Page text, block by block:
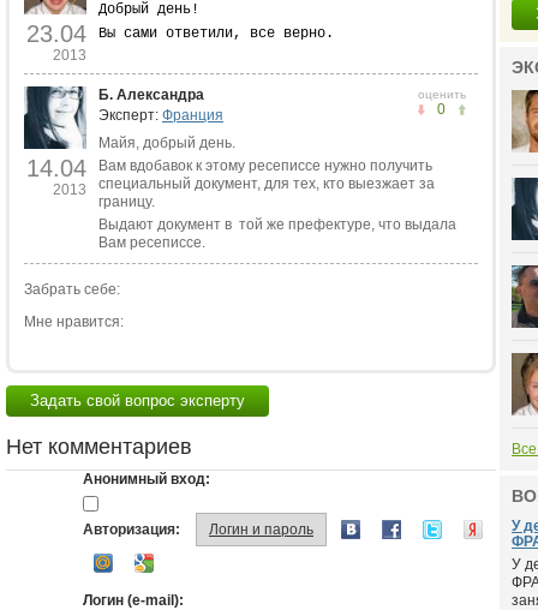
23.04
2013
Добрый день!
Вы сами ответили, все верно.
14.04
2013
оценить
0
Б. Александра
Эксперт: Франция
Майя, добрый день.
Вам вдобавок к этому ресеписсе нужно получить
специальный документ, для тех, кто выезжает за
границу.
Выдают документ в той же префектуре, что выдала
Вам ресеписсе.
Забрать себе:
Мне нравится:
Задать свой вопрос эксперту
Нет комментариев
Анонимный вход:
Авторизация: Логин и пароль
Логин (e-mail):
У
У